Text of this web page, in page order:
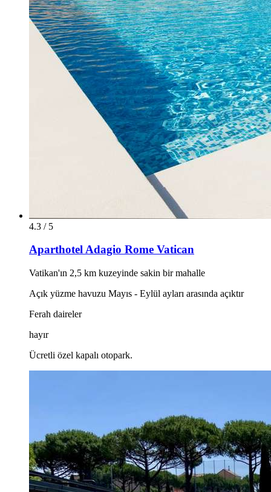
4.3 / 5
Aparthotel Adagio Rome Vatican
Vatikan'ın 2,5 km kuzeyinde sakin bir mahalle
Açık yüzme havuzu Mayıs - Eylül ayları arasında açıktır
Ferah daireler
hayır
Ücretli özel kapalı otopark.